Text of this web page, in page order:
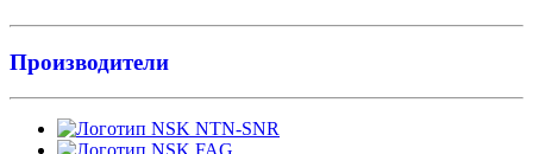
Производители
NTN-SNR